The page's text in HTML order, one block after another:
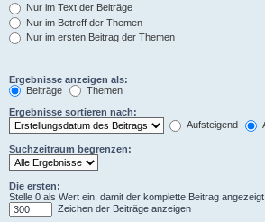
Nur im Text der Beiträge
Nur im Betreff der Themen
Nur im ersten Beitrag der Themen
Ergebnisse anzeigen als:
Beiträge
Themen
Ergebnisse sortieren nach:
Aufsteigend
Suchzeitraum begrenzen:
Die ersten:
Stelle 0 als Wert ein, damit der komplette Beitrag angezeigt
Zeichen der Beiträge anzeigen